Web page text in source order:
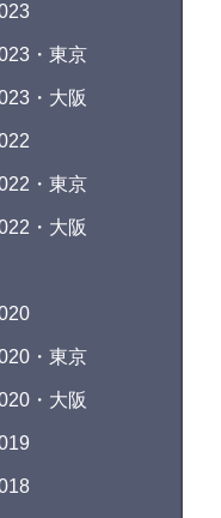
・東京
・大阪
・東京
・大阪
・東京
・大阪